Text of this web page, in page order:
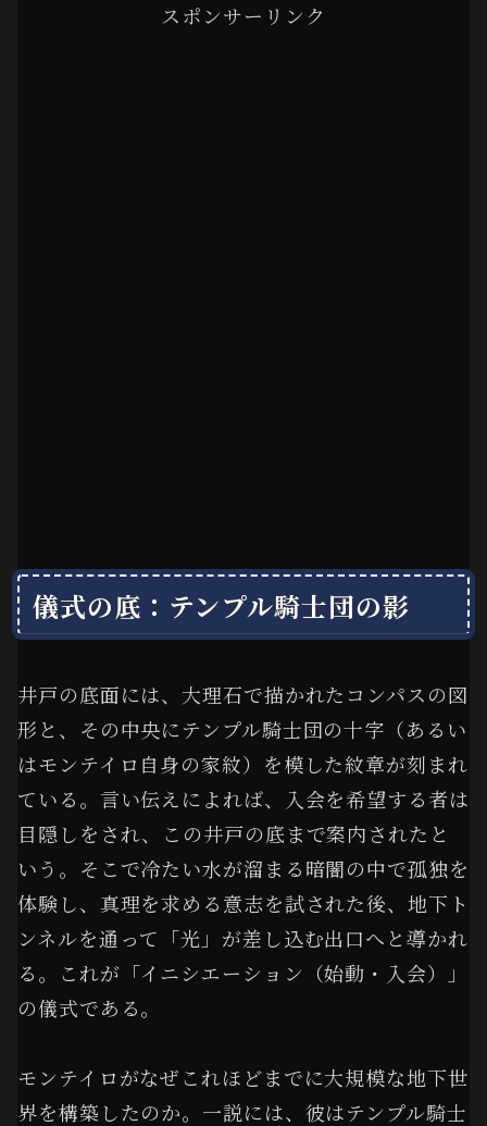
スポンサーリンク
儀式の底：テンプル騎士団の影
井戸の底面には、大理石で描かれたコンパスの図
形と、その中央にテンプル騎士団の十字（あるい
はモンテイロ自身の家紋）を模した紋章が刻まれ
ている。言い伝えによれば、入会を希望する者は
目隠しをされ、この井戸の底まで案内されたと
いう。そこで冷たい水が溜まる暗闇の中で孤独を
体験し、真理を求める意志を試された後、地下ト
ンネルを通って「光」が差し込む出口へと導かれ
る。これが「イニシエーション（始動・入会）」
の儀式である。
モンテイロがなぜこれほどまでに大規模な地下世
界を構築したのか。一説には、彼はテンプル騎士